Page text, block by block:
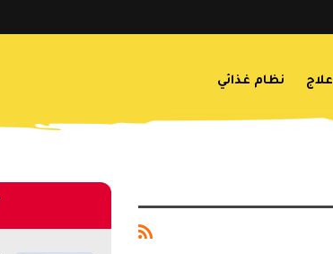
علاج نظام غذائي